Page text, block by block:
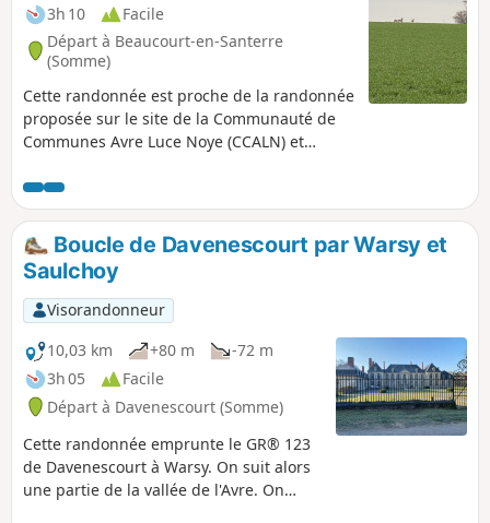
3h 10
Facile
Départ à Beaucourt-en-Santerre
(Somme)
Cette randonnée est proche de la randonnée
proposée sur le site de la Communauté de
Communes Avre Luce Noye (CCALN) et
résulte de la volonté de la commission de
remembrement de la commune de proposer
un itinéraire de randonnée sur son
territoire. Ce parcours permet de visualiser
toute la diversité des paysages de la
commune de Beaucourt-en-Santerre. On y
longe le bas de la Znieff n°220014514 qui
porte le nom de « larris de la vallée du bois
Péronne ».
Boucle de Davenescourt par Warsy et
Saulchoy
Visorandonneur
10,03 km
+80 m
-72 m
3h 05
Facile
Départ à Davenescourt (Somme)
Cette randonnée emprunte le GR® 123
de Davenescourt à Warsy. On suit alors
une partie de la vallée de l'Avre. On